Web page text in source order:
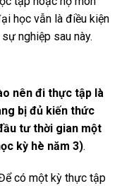
học vẫn là điều kiện
nghiệp sau này.
nên đi thực tập là
bị đủ kiến thức
tư thời gian một
kỳ hè năm 3).
có một kỳ thực tập